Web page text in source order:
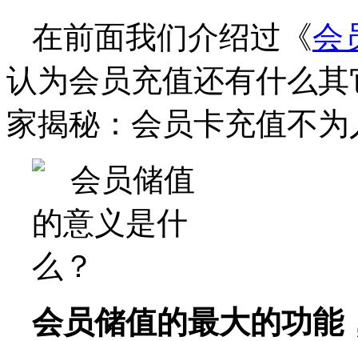
在前面我们介绍过《会
认为会员充值还有什么
家揭秘：会员卡充值不
会员储值的最大的功能